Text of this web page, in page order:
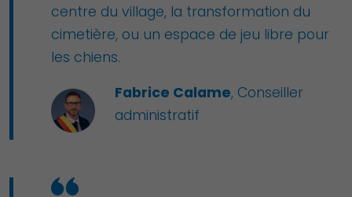
centre du village, la transformation du
cimetière, ou un espace de jeu libre pour
les chiens.
Fabrice Calame, Conseiller
administratif